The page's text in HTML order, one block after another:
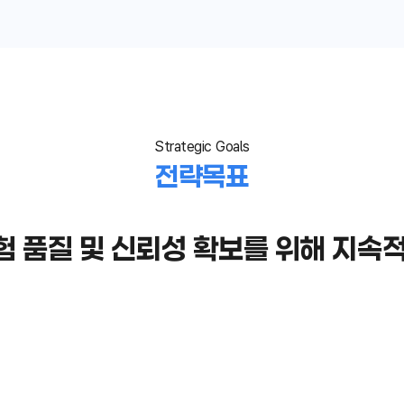
Strategic Goals
전략목표
품질 및 신뢰성 확보를 위해 지속